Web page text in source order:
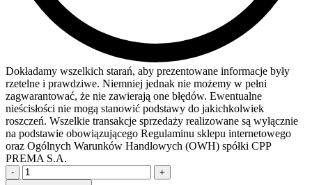
Dokładamy wszelkich starań, aby prezentowane informacje były
rzetelne i prawdziwe. Niemniej jednak nie możemy w pełni
zagwarantować, że nie zawierają one błędów. Ewentualne
nieścisłości nie mogą stanowić podstawy do jakichkolwiek
roszczeń. Wszelkie transakcje sprzedaży realizowane są wyłącznie
na podstawie obowiązującego Regulaminu sklepu internetowego
oraz Ogólnych Warunków Handlowych (OWH) spółki CPP
PREMA S.A.
- +